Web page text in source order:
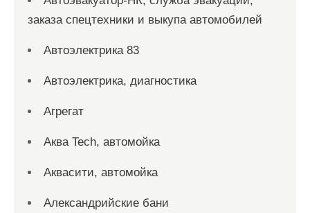
заказа спецтехники и выкупа автомобилей
Автоэлектрика 83
Автоэлектрика, диагностика
Агрегат
Аква Tech, автомойка
Аквасити, автомойка
Александрийские бани